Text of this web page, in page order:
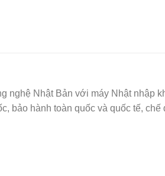
nghệ Nhật Bản với máy Nhật nhập
bảo hành toàn quốc và quốc tế, chế